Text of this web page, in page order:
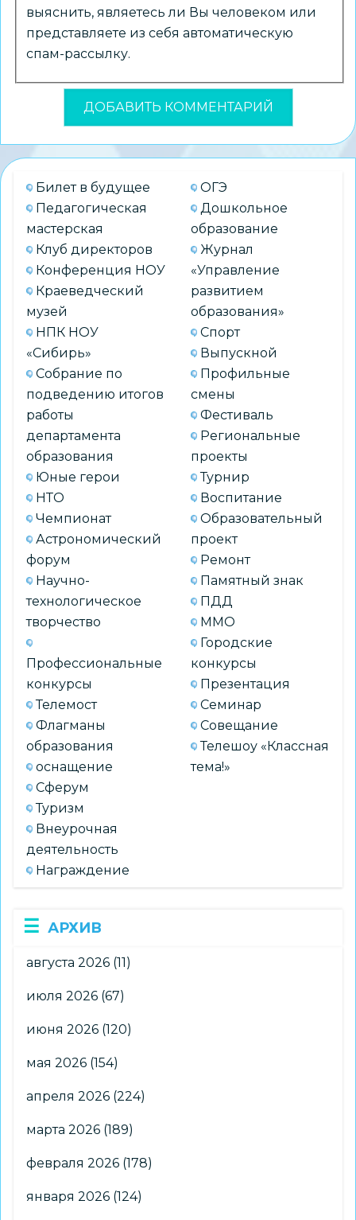
выяснить, являетесь ли Вы человеком или
представляете из себя автоматическую
спам-рассылку.
Билет в будущее
Педагогическая
мастерская
Клуб директоров
Конференция НОУ
Краеведческий
музей
НПК НОУ
«Сибирь»
Собрание по
подведению итогов
работы
департамента
образования
Юные герои
НТО
Чемпионат
Астрономический
форум
Научно-
технологическое
творчество
Профессиональные
конкурсы
Телемост
Флагманы
образования
оснащение
Сферум
Туризм
Внеурочная
деятельность
Награждение
ОГЭ
Дошкольное
образование
Журнал
«Управление
развитием
образования»
Спорт
Выпускной
Профильные
смены
Фестиваль
Региональные
проекты
Турнир
Воспитание
Образовательный
проект
Ремонт
Памятный знак
ПДД
ММО
Городские
конкурсы
Презентация
Семинар
Совещание
Телешоу «Классная
тема!»
АРХИВ
августа 2026 (11)
июля 2026 (67)
июня 2026 (120)
мая 2026 (154)
апреля 2026 (224)
марта 2026 (189)
февраля 2026 (178)
января 2026 (124)